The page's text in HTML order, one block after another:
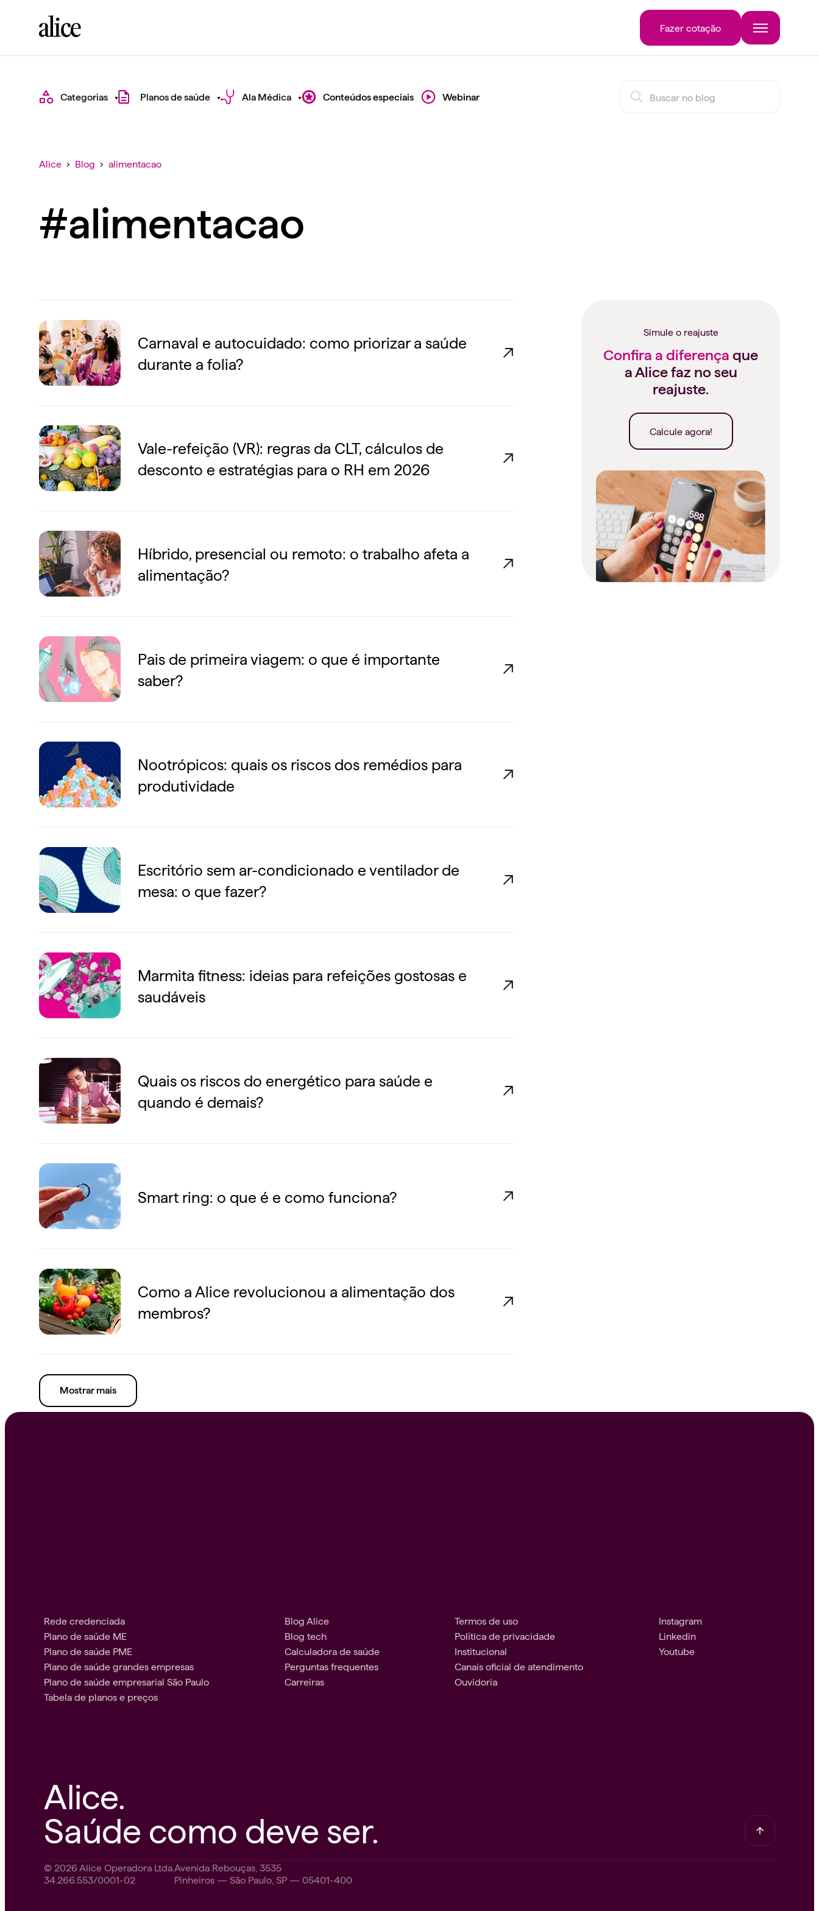
Fazer cotação
Categorias Planos de saúde Ala Médica Conteúdos especiais Webinar
Alice › Blog › alimentacao
#alimentacao
Carnaval e autocuidado: como priorizar a saúde
durante a folia?
Vale-refeição (VR): regras da CLT, cálculos de
desconto e estratégias para o RH em 2026
Híbrido, presencial ou remoto: o trabalho afeta a
alimentação?
Pais de primeira viagem: o que é importante
saber?
Nootrópicos: quais os riscos dos remédios para
produtividade
Escritório sem ar-condicionado e ventilador de
mesa: o que fazer?
Marmita fitness: ideias para refeições gostosas e
saudáveis
Quais os riscos do energético para saúde e
quando é demais?
Smart ring: o que é e como funciona?
Como a Alice revolucionou a alimentação dos
membros?
Mostrar mais
Simule o reajuste
Confira a diferença que
a Alice faz no seu
reajuste.
Calcule agora!
Rede credenciada
Plano de saúde ME
Plano de saúde PME
Plano de saúde grandes empresas
Plano de saúde empresarial São Paulo
Tabela de planos e preços
Blog Alice
Blog tech
Calculadora de saúde
Perguntas frequentes
Carreiras
Termos de uso
Política de privacidade
Institucional
Canais oficial de atendimento
Ouvidoria
Instagram
Linkedin
Youtube
Alice.
Saúde como deve ser.
© 2026 Alice Operadora Ltda.
34.266.553/0001-02
Avenida Rebouças, 3535
Pinheiros — São Paulo, SP — 05401-400